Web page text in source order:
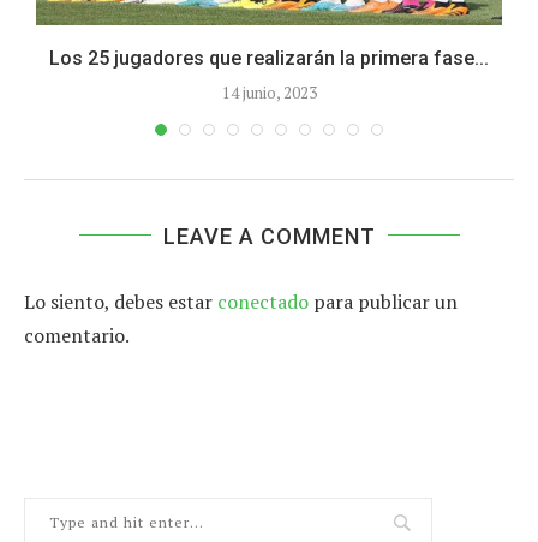
Los 25 jugadores que realizarán la primera fase...
14 junio, 2023
LEAVE A COMMENT
Lo siento, debes estar conectado para publicar un
comentario.